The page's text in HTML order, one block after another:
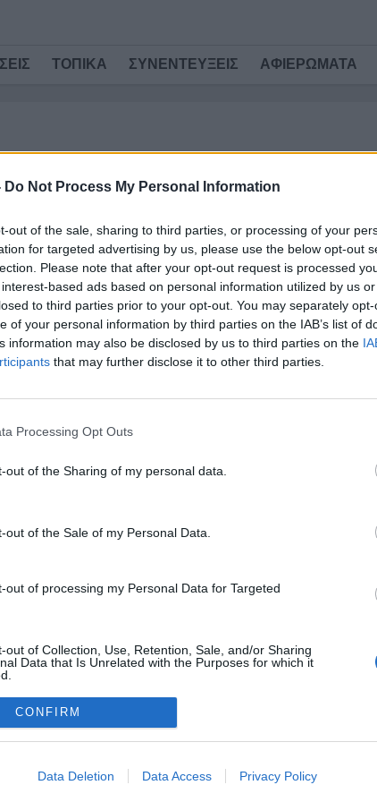
Do Not Process My Personal Information
out of the sale, sharing to third parties, or processing of your
for targeted advertising by us, please use the below opt-out
Please note that after your opt-out request is processed
based ads based on personal information utilized by us
to third parties prior to your opt-out. You may separately
of your personal information by third parties on the IAB’s list of
information may also be disclosed by us to third parties on the
that may further disclose it to other third parties.
Processing Opt Outs
out of the Sharing of my personal data.
out of the Sale of my Personal Data.
out of processing my Personal Data for Targeted
out of Collection, Use, Retention, Sale, and/or Sharing
Data that Is Unrelated with the Purposes for which it
CONFIRM
Data Deletion Data Access Privacy Policy
ΤΟΠΙΚΑ ΣΥΝΕΝΤΕΥΞΕΙΣ ΑΦΙΕΡΩΜΑΤΑ
ΕΙΔΗΣΕΙΣ
εκατ. ευρώ, τα πλήρωσε ο Ιβάν
Σαββίδης»
Τους Γιάννη και Κωνσταντίνο Αυδή κατονόμασε
ως ιδιοκτήτες της ΠΑΕ ΠΑΣ Γιάννινα ο Αλέξης
Κούγιας, αποκαλύπτοντας μάλιστα διαλόγους
με έναν εξ...
TitormosNet Team